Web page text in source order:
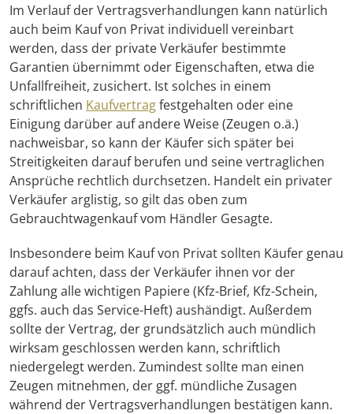
Im Verlauf der Vertragsverhandlungen kann natürlich
auch beim Kauf von Privat individuell vereinbart
werden, dass der private Verkäufer bestimmte
Garantien übernimmt oder Eigenschaften, etwa die
Unfallfreiheit, zusichert. Ist solches in einem
schriftlichen Kaufvertragfestgehalten oder eine
Einigung darüber auf andere Weise (Zeugen o.ä.)
nachweisbar, so kann der Käufer sich später bei
Streitigkeiten darauf berufen und seine vertraglichen
Ansprüche rechtlich durchsetzen. Handelt ein privater
Verkäufer arglistig, so gilt das oben zum
Gebrauchtwagenkauf vom Händler Gesagte.
Insbesondere beim Kauf von Privat sollten Käufer genau
darauf achten, dass der Verkäufer ihnen vor der
Zahlung alle wichtigen Papiere (Kfz-Brief, Kfz-Schein,
ggfs. auch das Service-Heft) aushändigt. Außerdem
sollte der Vertrag, der grundsätzlich auch mündlich
wirksam geschlossen werden kann, schriftlich
niedergelegt werden. Zumindest sollte man einen
Zeugen mitnehmen, der ggf. mündliche Zusagen
während der Vertragsverhandlungen bestätigen kann.